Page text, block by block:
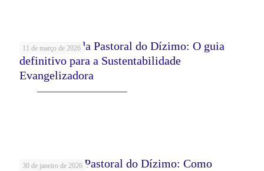
11 de março de 2026
Os 4 pilares da Pastoral do Dízimo: O guia
definitivo para a Sustentabilidade
Evangelizadora
30 de janeiro de 2026
Formação da Pastoral do Dízimo: Como